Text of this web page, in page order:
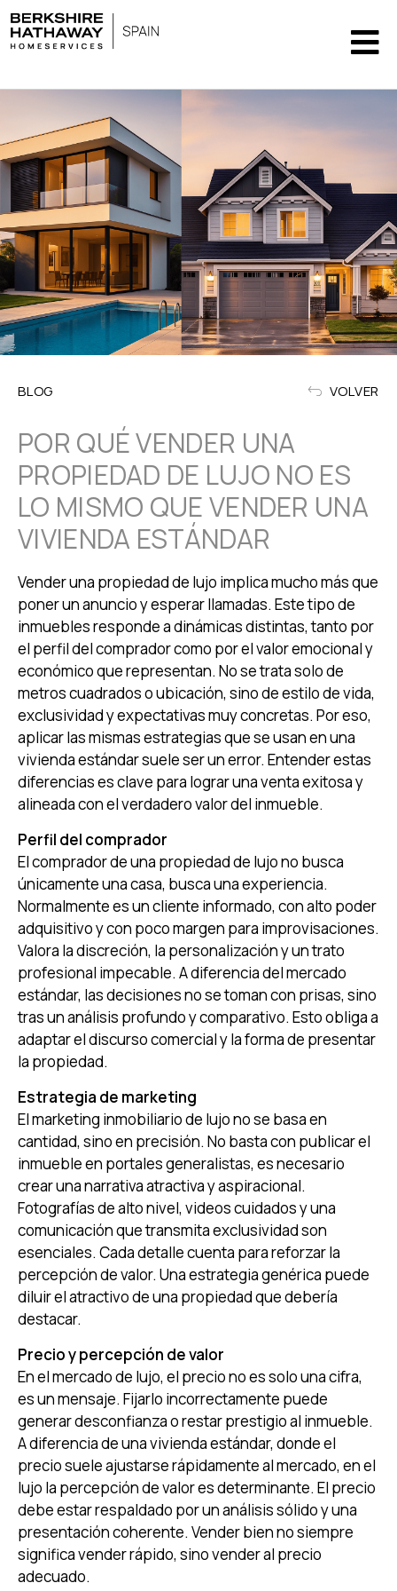
BLOG VOLVER
POR QUÉ VENDER UNA
PROPIEDAD DE LUJO NO ES
LO MISMO QUE VENDER UNA
VIVIENDA ESTÁNDAR
Vender una propiedad de lujo implica mucho más que
poner un anuncio y esperar llamadas. Este tipo de
inmuebles responde a dinámicas distintas, tanto por
el perfil del comprador como por el valor emocional y
económico que representan. No se trata solo de
metros cuadrados o ubicación, sino de estilo de vida,
exclusividad y expectativas muy concretas. Por eso,
aplicar las mismas estrategias que se usan en una
vivienda estándar suele ser un error. Entender estas
diferencias es clave para lograr una venta exitosa y
alineada con el verdadero valor del inmueble.
Perfil del comprador
El comprador de una propiedad de lujo no busca
únicamente una casa, busca una experiencia.
Normalmente es un cliente informado, con alto poder
adquisitivo y con poco margen para improvisaciones.
Valora la discreción, la personalización y un trato
profesional impecable. A diferencia del mercado
estándar, las decisiones no se toman con prisas, sino
tras un análisis profundo y comparativo. Esto obliga a
adaptar el discurso comercial y la forma de presentar
la propiedad.
Estrategia de marketing
El marketing inmobiliario de lujo no se basa en
cantidad, sino en precisión. No basta con publicar el
inmueble en portales generalistas, es necesario
crear una narrativa atractiva y aspiracional.
Fotografías de alto nivel, videos cuidados y una
comunicación que transmita exclusividad son
esenciales. Cada detalle cuenta para reforzar la
percepción de valor. Una estrategia genérica puede
diluir el atractivo de una propiedad que debería
destacar.
Precio y percepción de valor
En el mercado de lujo, el precio no es solo una cifra,
es un mensaje. Fijarlo incorrectamente puede
generar desconfianza o restar prestigio al inmueble.
A diferencia de una vivienda estándar, donde el
precio suele ajustarse rápidamente al mercado, en el
lujo la percepción de valor es determinante. El precio
debe estar respaldado por un análisis sólido y una
presentación coherente. Vender bien no siempre
significa vender rápido, sino vender al precio
adecuado.